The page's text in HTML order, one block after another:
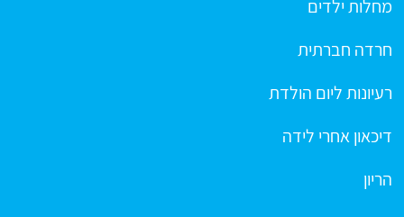
מחלות ילדים
חרדה חברתית
רעיונות ליום הולדת
דיכאון אחרי לידה
הריון